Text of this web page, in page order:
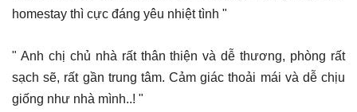
homestay thì cực đáng yêu nhiệt tình "
" Anh chị chủ nhà rất thân thiện và dễ thương, phòng rất
sạch sẽ, rất gần trung tâm. Cảm giác thoải mái và dễ chịu
giống như nhà mình..! "